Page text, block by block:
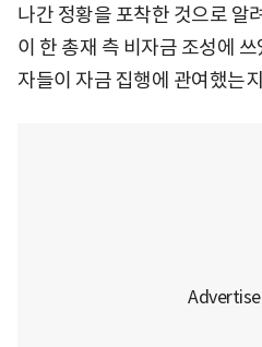
나간 정황을 포착한 것으로 알
이 한 총재 측 비자금 조성에
자들이 자금 집행에 관여했는